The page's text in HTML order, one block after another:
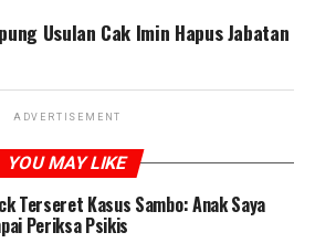
Usulan Cak Imin Hapus Jabatan
ADVERTISEMENT
YOU MAY LIKE
Terseret Kasus Sambo: Anak Saya
Periksa Psikis